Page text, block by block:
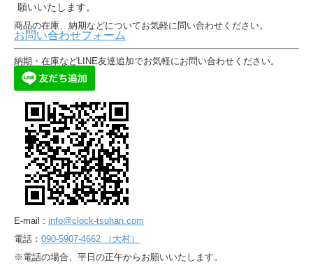
願いいたします。
商品の在庫、納期などについてお気軽に問い合わせください。
お問い合わせフォーム
納期・在庫などLINE友達追加でお気軽にお問い合わせください。
E-mail : info@clock-tsuhan.com
電話： 090-5907-4662 （大村）
※電話の場合、平日の正午からお願いいたします。